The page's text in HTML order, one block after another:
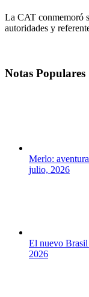
La CAT conmemoró
autoridades y
Notas Populares
Merlo:
julio, 2026
El nuevo Brasil
2026